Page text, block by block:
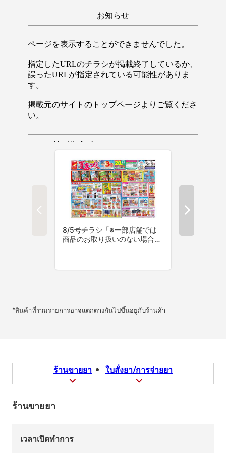
*สินค้าที่ร่วมรายการอาจแตกต่างกันไปขึ้นอยู่กับร้านค้า
ร้านขายยา ใบสั่งยา/การจ่ายยา
ร้านขายยา
เวลาเปิดทำการ